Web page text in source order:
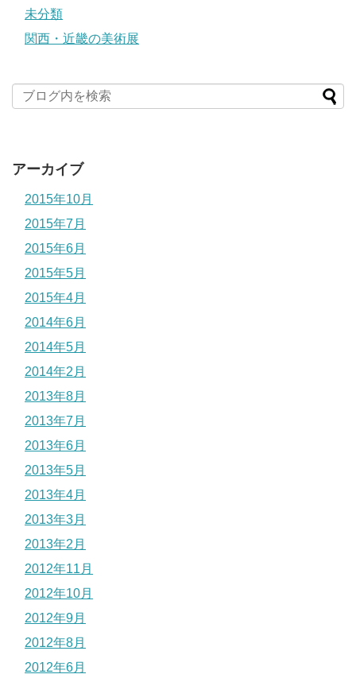
未分類
関西・近畿の美術展
アーカイブ
2015年10月
2015年7月
2015年6月
2015年5月
2015年4月
2014年6月
2014年5月
2014年2月
2013年8月
2013年7月
2013年6月
2013年5月
2013年4月
2013年3月
2013年2月
2012年11月
2012年10月
2012年9月
2012年8月
2012年6月